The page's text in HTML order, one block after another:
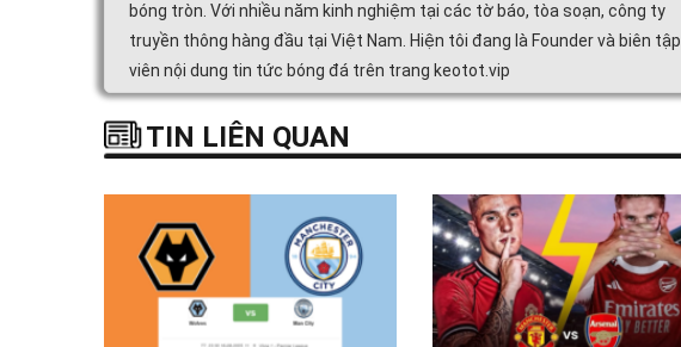
bóng tròn. Với nhiều năm kinh nghiệm tại các tờ báo, tòa soạn, công ty
truyền thông hàng đầu tại Việt Nam. Hiện tôi đang là Founder và biên tập
viên nội dung tin tức bóng đá trên trang keotot.vip
TIN LIÊN QUAN